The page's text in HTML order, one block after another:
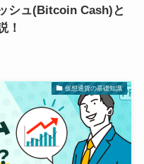
シュ(Bitcoin Cash)と
！
仮想通貨の基礎知識